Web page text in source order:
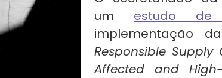
um estudo de
implementação
Responsible
Affected and High-